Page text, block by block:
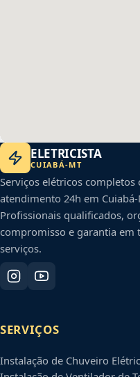
ELETRICISTA
CUIABÁ-MT
Serviços elétricos completos
atendimento 24h em Cuiabá-
Profissionais qualificados,
compromisso e garantia em
serviços.
SERVIÇOS
Instalação de Chuveiro